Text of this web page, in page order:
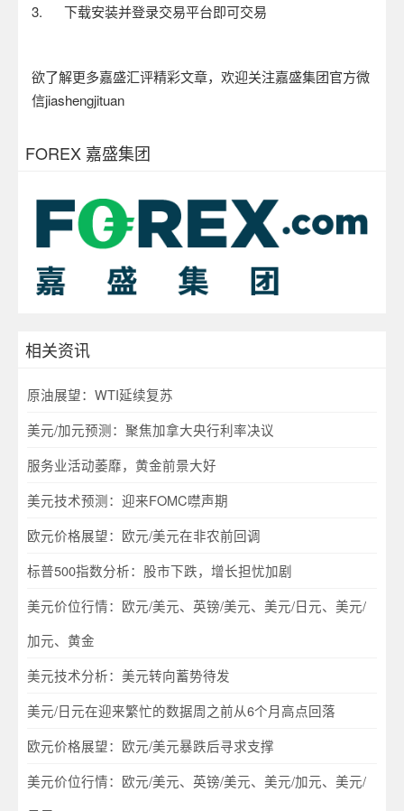
3. 下载安装并登录交易平台即可交易
欲了解更多嘉盛汇评精彩文章，欢迎关注嘉盛集团官方微
信jiashengjituan
FOREX 嘉盛集团
相关资讯
原油展望：WTI延续复苏
美元/加元预测：聚焦加拿大央行利率决议
服务业活动萎靡，黄金前景大好
美元技术预测：迎来FOMC噤声期
欧元价格展望：欧元/美元在非农前回调
标普500指数分析：股市下跌，增长担忧加剧
美元价位行情：欧元/美元、英镑/美元、美元/日元、美元/
加元、黄金
美元技术分析：美元转向蓄势待发
美元/日元在迎来繁忙的数据周之前从6个月高点回落
欧元价格展望：欧元/美元暴跌后寻求支撑
美元价位行情：欧元/美元、英镑/美元、美元/加元、美元/